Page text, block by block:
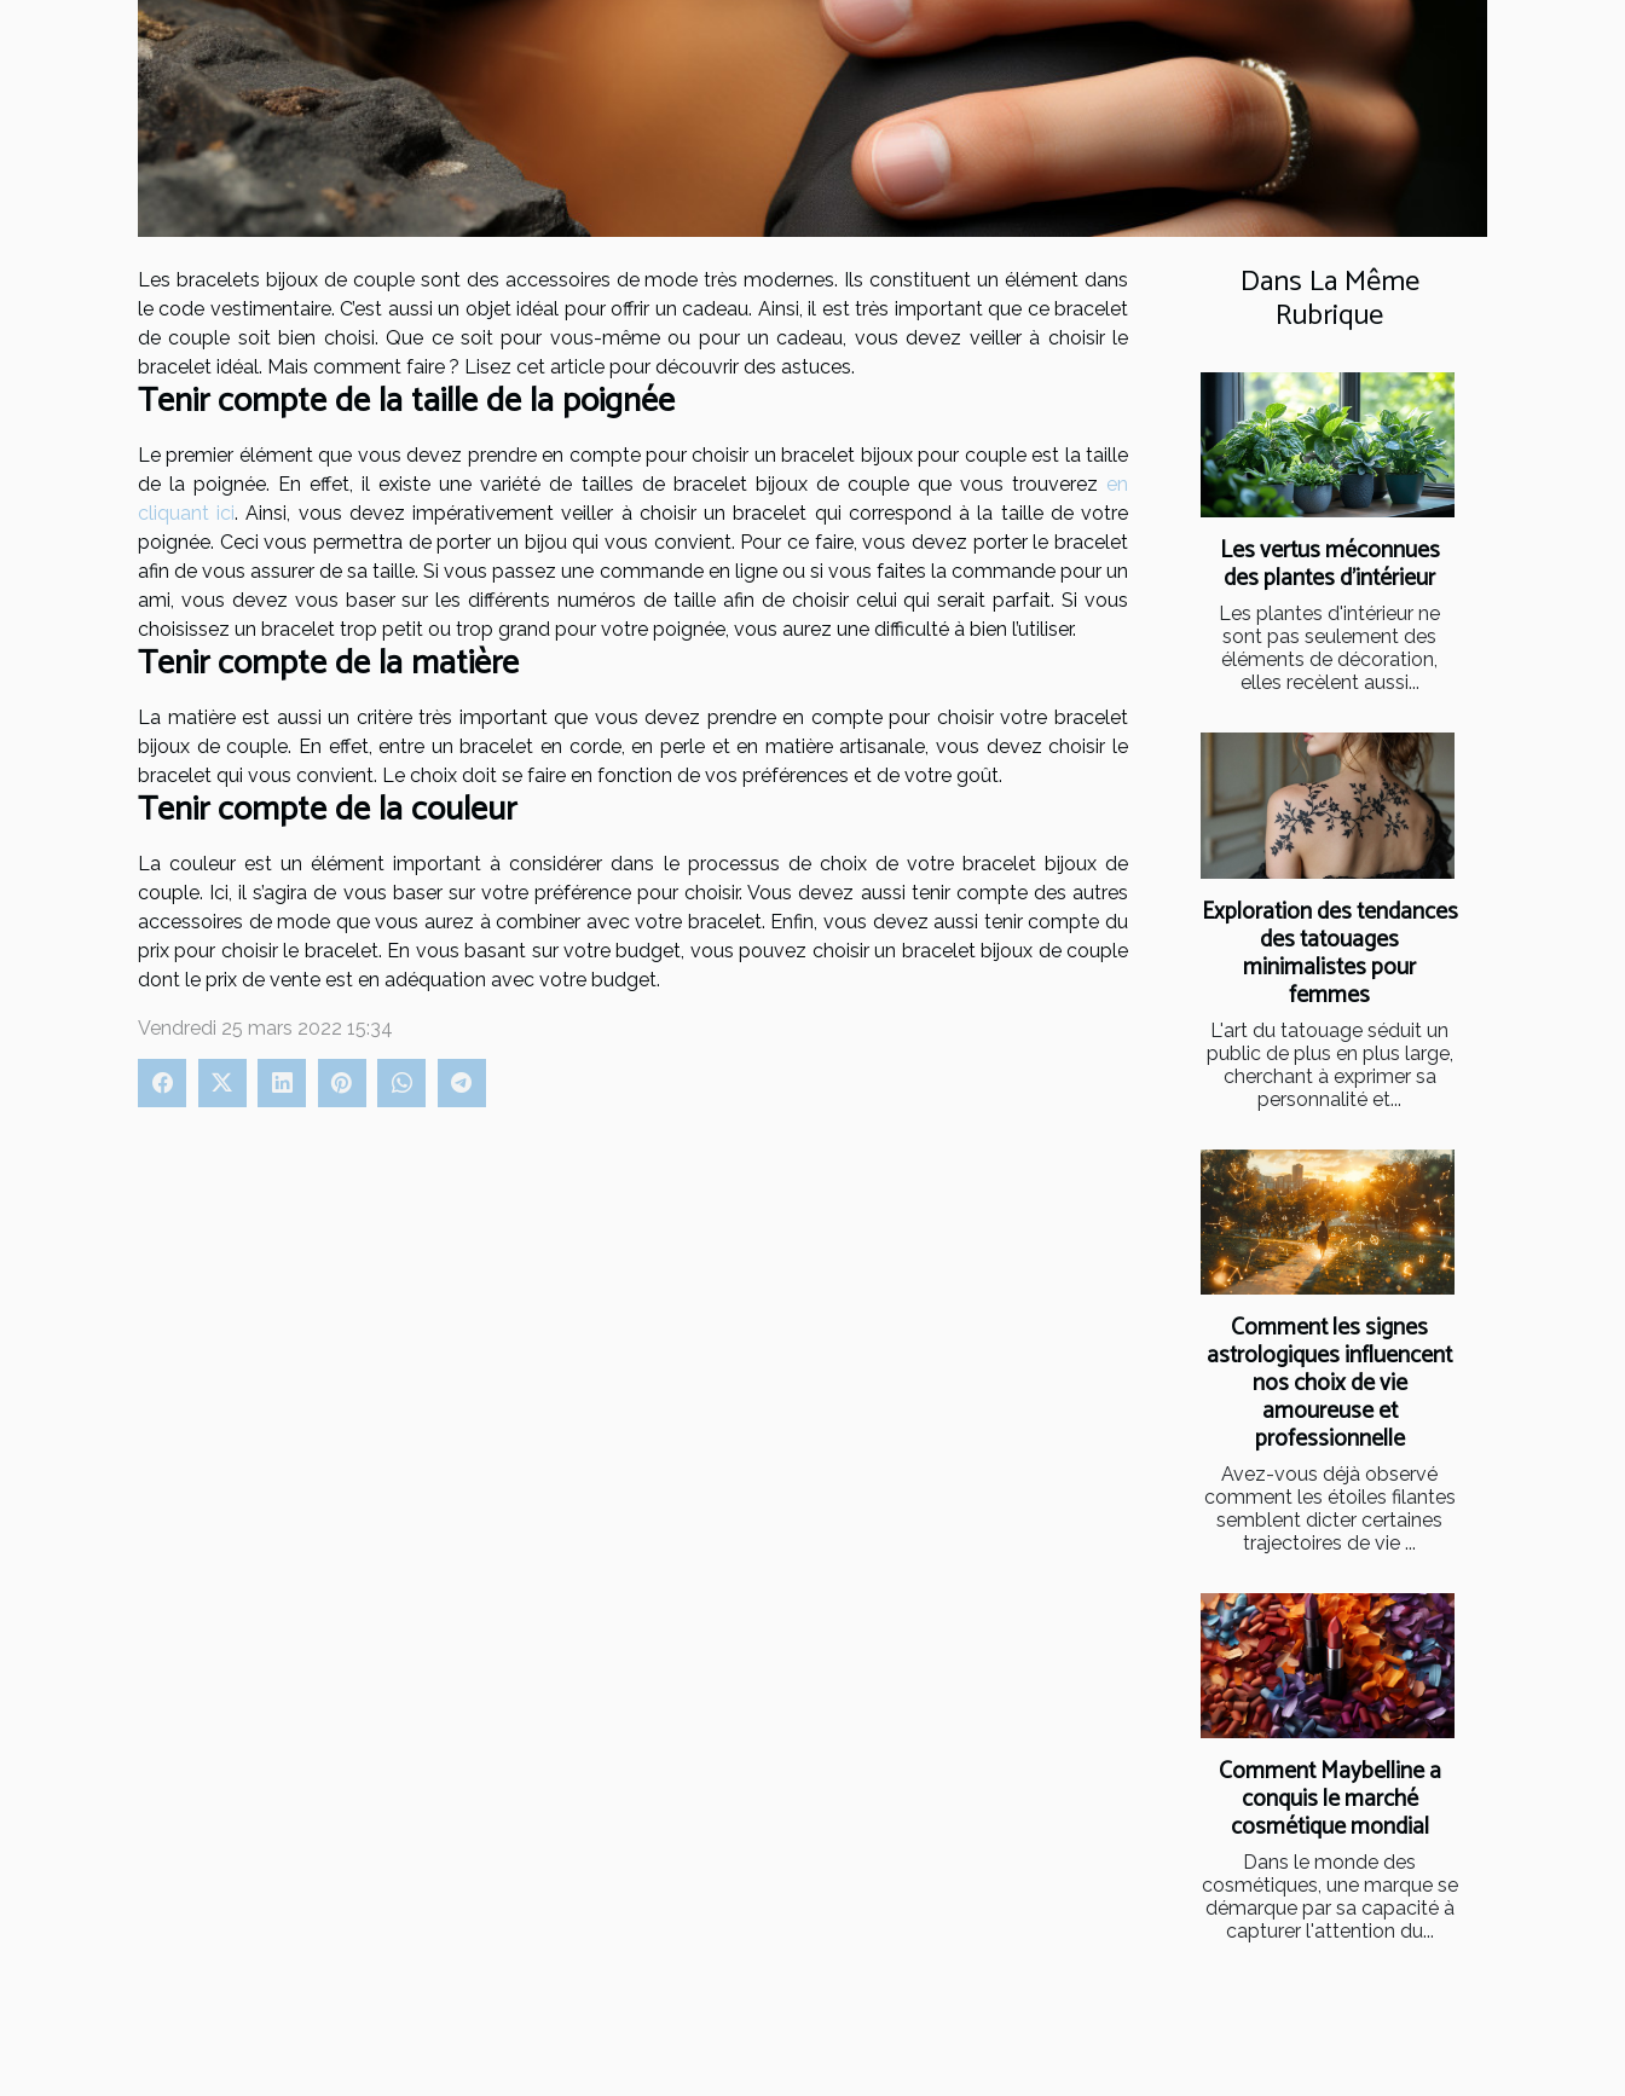
Les bracelets bijoux de couple sont des accessoires de mode très modernes. Ils constituent un élément dans
le code vestimentaire. C’est aussi un objet idéal pour offrir un cadeau. Ainsi, il est très important que ce bracelet
de couple soit bien choisi. Que ce soit pour vous-même ou pour un cadeau, vous devez veiller à choisir le
bracelet idéal. Mais comment faire ? Lisez cet article pour découvrir des astuces.
Tenir compte de la taille de la poignée
Le premier élément que vous devez prendre en compte pour choisir un bracelet bijoux pour couple est la taille
de la poignée. En effet, il existe une variété de tailles de bracelet bijoux de couple que vous trouverez en
cliquant ici. Ainsi, vous devez impérativement veiller à choisir un bracelet qui correspond à la taille de votre
poignée. Ceci vous permettra de porter un bijou qui vous convient. Pour ce faire, vous devez porter le bracelet
afin de vous assurer de sa taille. Si vous passez une commande en ligne ou si vous faites la commande pour un
ami, vous devez vous baser sur les différents numéros de taille afin de choisir celui qui serait parfait. Si vous
choisissez un bracelet trop petit ou trop grand pour votre poignée, vous aurez une difficulté à bien l’utiliser.
Tenir compte de la matière
La matière est aussi un critère très important que vous devez prendre en compte pour choisir votre bracelet
bijoux de couple. En effet, entre un bracelet en corde, en perle et en matière artisanale, vous devez choisir le
bracelet qui vous convient. Le choix doit se faire en fonction de vos préférences et de votre goût.
Tenir compte de la couleur
La couleur est un élément important à considérer dans le processus de choix de votre bracelet bijoux de
couple. Ici, il s’agira de vous baser sur votre préférence pour choisir. Vous devez aussi tenir compte des autres
accessoires de mode que vous aurez à combiner avec votre bracelet. Enfin, vous devez aussi tenir compte du
prix pour choisir le bracelet. En vous basant sur votre budget, vous pouvez choisir un bracelet bijoux de couple
dont le prix de vente est en adéquation avec votre budget.
Vendredi 25 mars 2022 15:34
Dans La Même
Rubrique
Les vertus méconnues
des plantes d'intérieur
Les plantes d'intérieur ne
sont pas seulement des
éléments de décoration,
elles recèlent aussi...
Exploration des tendances
des tatouages
minimalistes pour
femmes
L'art du tatouage séduit un
public de plus en plus large,
cherchant à exprimer sa
personnalité et...
Comment les signes
astrologiques influencent
nos choix de vie
amoureuse et
professionnelle
Avez-vous déjà observé
comment les étoiles filantes
semblent dicter certaines
trajectoires de vie ...
Comment Maybelline a
conquis le marché
cosmétique mondial
Dans le monde des
cosmétiques, une marque se
démarque par sa capacité à
capturer l'attention du...